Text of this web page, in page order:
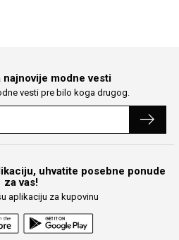
najnovije modne vesti
vesti pre bilo koga drugog.
uhvatite posebne ponude
za vas!
aplikaciju za kupovinu